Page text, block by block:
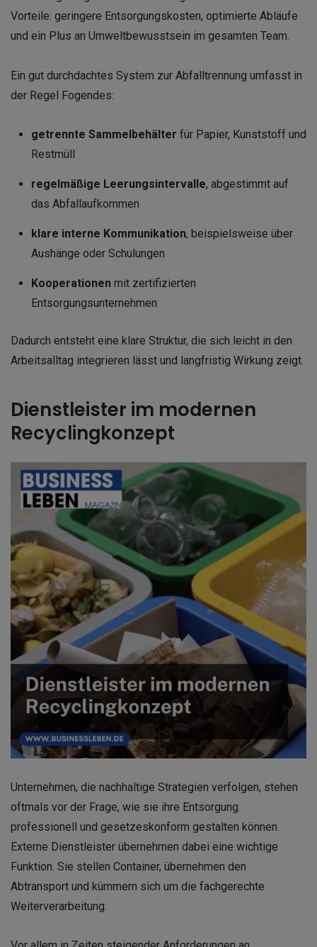
Vorteile: geringere Entsorgungskosten, optimierte Abläufe
und ein Plus an Umweltbewusstsein im gesamten Team.
Ein gut durchdachtes System zur Abfalltrennung umfasst in
der Regel Fogendes:
getrennte Sammelbehälter für Papier, Kunststoff und
Restmüll
regelmäßige Leerungsintervalle, abgestimmt auf
das Abfallaufkommen
klare interne Kommunikation, beispielsweise über
Aushänge oder Schulungen
Kooperationenmit zertifizierten
Entsorgungsunternehmen
Dadurch entsteht eine klare Struktur, die sich leicht in den
Arbeitsalltag integrieren lässt und langfristig Wirkung zeigt.
Dienstleister im modernen
Recyclingkonzept
Unternehmen, die nachhaltige Strategien verfolgen, stehen
oftmals vor der Frage, wie sie ihre Entsorgung
professionell und gesetzeskonform gestalten können.
Externe Dienstleister übernehmen dabei eine wichtige
Funktion. Sie stellen Container, übernehmen den
Abtransport und kümmern sich um die fachgerechte
Weiterverarbeitung.